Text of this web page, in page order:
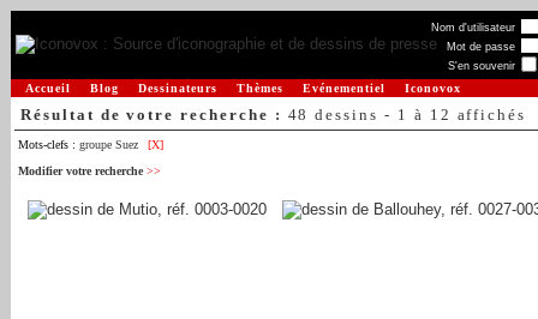
Nom d'utilisateur
Mot de passe
S'en souvenir
Accueil Blog Dessinateurs Thèmes Evénementiel Iconovox
Résultat de votre recherche : 48 dessins - 1 à 12 affichés
Mots-clefs : groupe Suez
[X]
Modifier votre recherche >>